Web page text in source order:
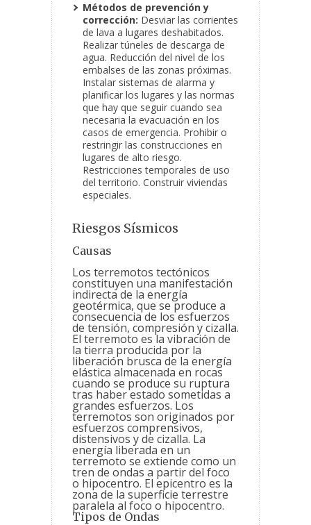
Métodos de prevención y
corrección: Desviar las corrientes
de lava a lugares deshabitados.
Realizar túneles de descarga de
agua. Reducción del nivel de los
embalses de las zonas próximas.
Instalar sistemas de alarma y
planificar los lugares y las normas
que hay que seguir cuando sea
necesaria la evacuación en los
casos de emergencia. Prohibir o
restringir las construcciones en
lugares de alto riesgo.
Restricciones temporales de uso
del territorio. Construir viviendas
especiales.
Riesgos Sísmicos
Causas
Los terremotos tectónicos
constituyen una manifestación
indirecta de la energía
geotérmica, que se produce a
consecuencia de los esfuerzos
de tensión, compresión y cizalla.
El terremoto es la vibración de
la tierra producida por la
liberación brusca de la energía
elástica almacenada en rocas
cuando se produce su ruptura
tras haber estado sometidas a
grandes esfuerzos. Los
terremotos son originados por
esfuerzos comprensivos,
distensivos y de cizalla. La
energía liberada en un
terremoto se extiende como un
tren de ondas a partir del foco
o hipocentro. El epicentro es la
zona de la superficie terrestre
paralela al foco o hipocentro.
Tipos de Ondas